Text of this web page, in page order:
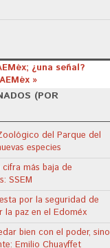
¿una señal?
»
(POR
del Parque del
especies
más baja de
SSEM
por la seguridad de
paz en el Edoméx
bien con el poder, sino
Emilio Chuayffet